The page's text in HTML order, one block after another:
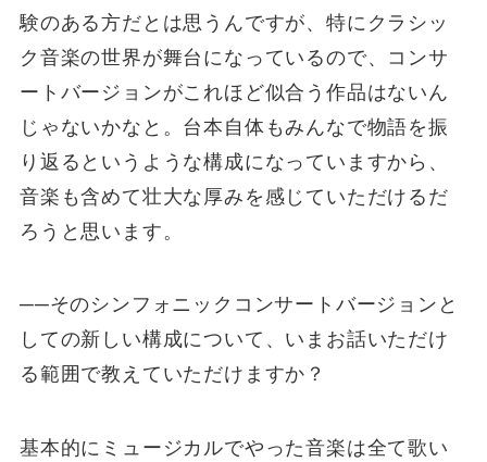
験のある方だとは思うんですが、特にクラシッ
ク音楽の世界が舞台になっているので、コンサ
ートバージョンがこれほど似合う作品はないん
じゃないかなと。台本自体もみんなで物語を振
り返るというような構成になっていますから、
音楽も含めて壮大な厚みを感じていただけるだ
ろうと思います。
──そのシンフォニックコンサートバージョンと
しての新しい構成について、いまお話いただけ
る範囲で教えていただけますか？
基本的にミュージカルでやった音楽は全て歌い